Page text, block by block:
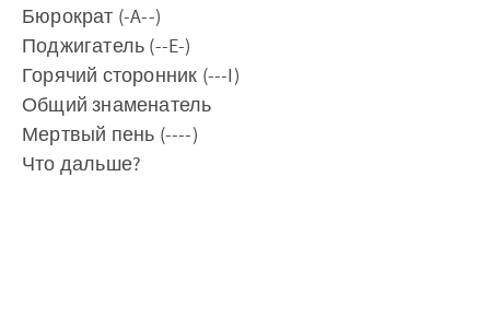
Бюрократ (-A--)
Поджигатель (--E-)
Горячий сторонник (---I)
Общий знаменатель
Мертвый пень (----)
Что дальше?